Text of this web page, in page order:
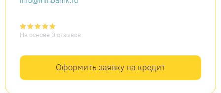
На основе 0 отзывов
Оформить заявку на кредит